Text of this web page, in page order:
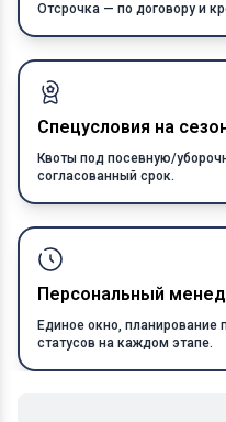
Отсрочка — по договору и
Спецусловия на
Квоты под посевную/
согласованный срок.
Персональный
Единое окно, планирование
статусов на каждом этапе.